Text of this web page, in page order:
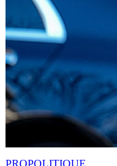
PROPOLITIQUE